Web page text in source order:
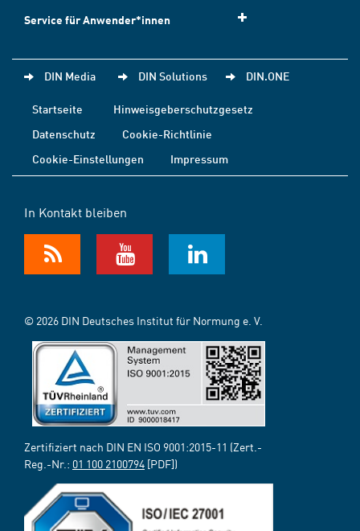
Service für Anwender*innen
DIN Media DIN Solutions DIN.ONE
Startseite
Hinweisgeberschutzgesetz
Datenschutz
Cookie-Richtlinie
Cookie-Einstellungen
Impressum
In Kontakt bleiben
© 2026 DIN Deutsches Institut für Normung e. V.
Zertifiziert nach DIN EN ISO 9001:2015-11 (Zert.-
Reg.-Nr.: 01 100 2100794 [PDF])